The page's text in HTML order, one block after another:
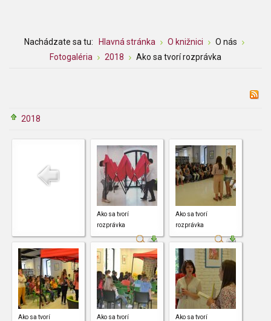
Nachádzate sa tu: Hlavná stránka O knižnici
O nás
Fotogaléria
2018 Ako sa tvorí rozprávka
2018
Ako sa tvorí
rozprávka
Ako sa tvorí
rozprávka
Ako sa tvorí
Ako sa tvorí
Ako sa tvorí